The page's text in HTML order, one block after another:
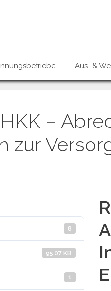
Innungsbetriebe Aus- &
HKK –
zur
8
95.07 KB
1